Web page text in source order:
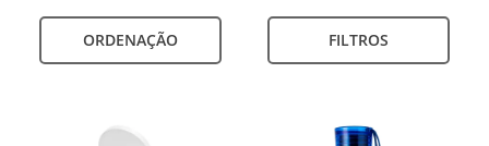
ORDENAÇÃO FILTROS